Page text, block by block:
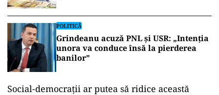
POLITICĂ
Grindeanu acuză PNL și USR: „Intenția
unora va conduce însă la pierderea
banilor”
Social-democrații ar putea să ridice această